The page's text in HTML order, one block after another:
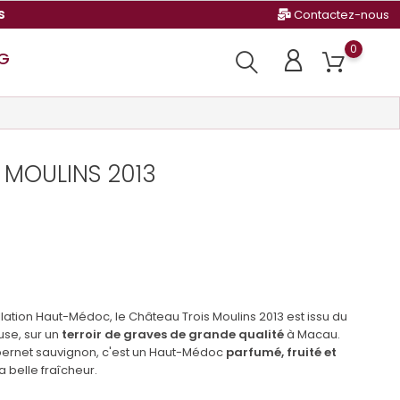
Contactez-nous
0
2013
Haut-Médoc, le Château Trois Moulins 2013 est issu du
sur un terroir de graves de grande qualitéà Macau.
sauvignon, c'est un Haut-Médoc parfumé, fruité et
belle fraîcheur.